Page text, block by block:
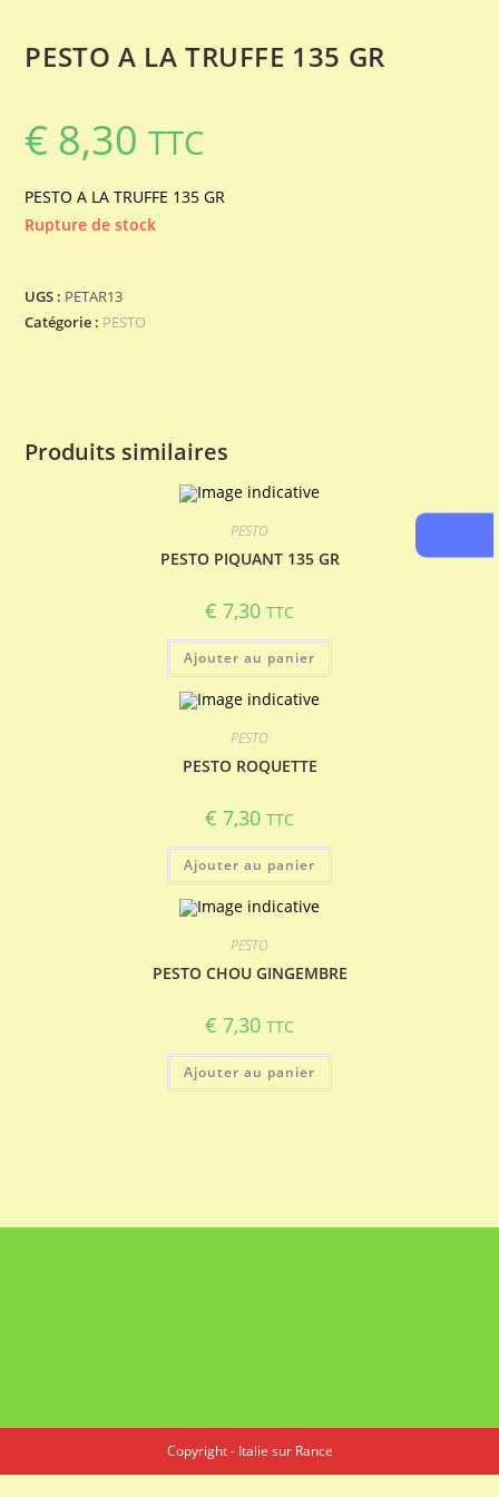
PESTO A LA TRUFFE 135 GR
€ 8,30 TTC
PESTO A LA TRUFFE 135 GR
Rupture de stock
UGS : PETAR13
Catégorie : PESTO
Produits similaires
PESTO
PESTO PIQUANT 135 GR
€ 7,30 TTC
Ajouter au panier
PESTO
PESTO ROQUETTE
€ 7,30 TTC
Ajouter au panier
PESTO
PESTO CHOU GINGEMBRE
€ 7,30 TTC
Ajouter au panier
Copyright - Italie sur Rance